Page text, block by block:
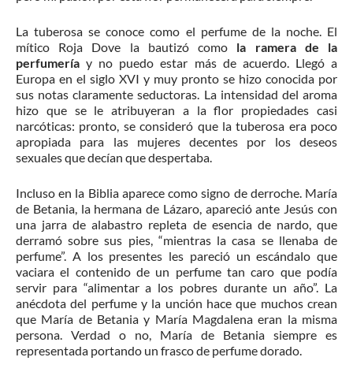
La tuberosa se conoce como el perfume de la noche. El
mítico Roja Dove la bautizó como la ramera de la
perfumería y no puedo estar más de acuerdo. Llegó a
Europa en el siglo XVI y muy pronto se hizo conocida por
sus notas claramente seductoras. La intensidad del aroma
hizo que se le atribuyeran a la flor propiedades casi
narcóticas: pronto, se consideró que la tuberosa era poco
apropiada para las mujeres decentes por los deseos
sexuales que decían que despertaba.
Incluso en la Biblia aparece como signo de derroche. María
de Betania, la hermana de Lázaro, apareció ante Jesús con
una jarra de alabastro repleta de esencia de nardo, que
derramó sobre sus pies, “mientras la casa se llenaba de
perfume”. A los presentes les pareció un escándalo que
vaciara el contenido de un perfume tan caro que podía
servir para “alimentar a los pobres durante un año”. La
anécdota del perfume y la unción hace que muchos crean
que María de Betania y María Magdalena eran la misma
persona. Verdad o no, María de Betania siempre es
representada portando un frasco de perfume dorado.